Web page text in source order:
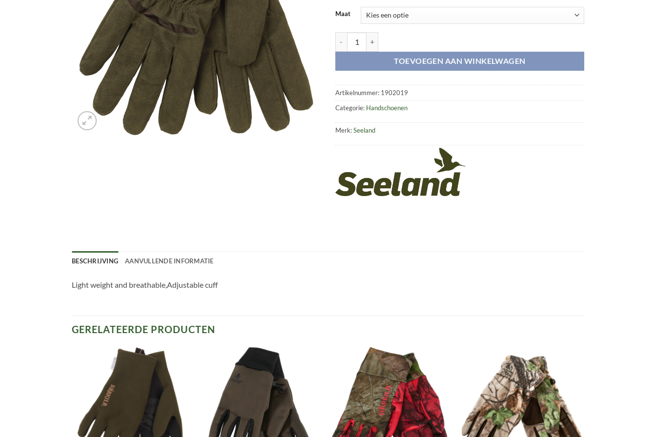
Maat
TOEVOEGEN AAN WINKELWAGEN
Artikelnummer: 1902019
Categorie: Handschoenen
Merk:Seeland
BESCHRIJVING AANVULLENDE INFORMATIE
Light weight and breathable,Adjustable cuff
GERELATEERDE PRODUCTEN
Toevoegen
aan
verlanglijst
verlanglijst
Toevoegen
aan
verlanglijst
Toevoegen
verlanglijst